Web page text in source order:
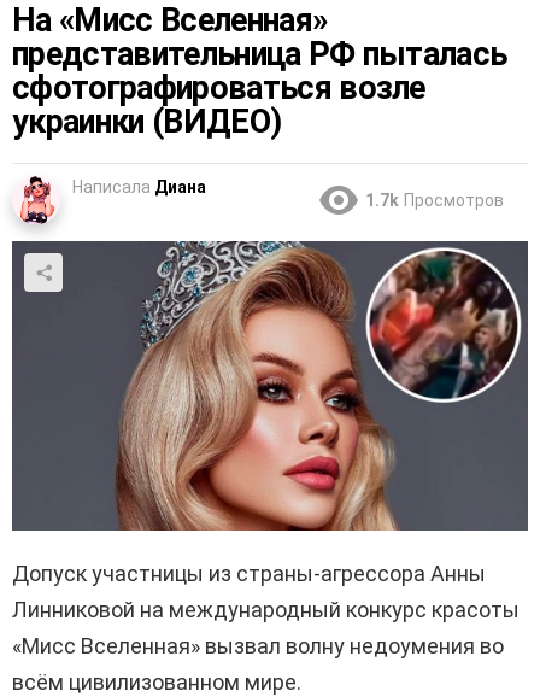
На «Мисс Вселенная»
представительница РФ пыталась
сфотографироваться возле
украинки (ВИДЕО)
Написала Диана
1.7k Просмотров
Допуск участницы из страны-агрессора Анны
Линниковой на международный конкурс красоты
«Мисс Вселенная» вызвал волну недоумения во
всём цивилизованном мире.